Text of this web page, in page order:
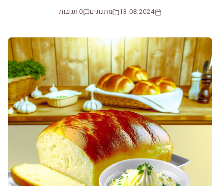
13.08.2024 מתכונים 0 תגובות